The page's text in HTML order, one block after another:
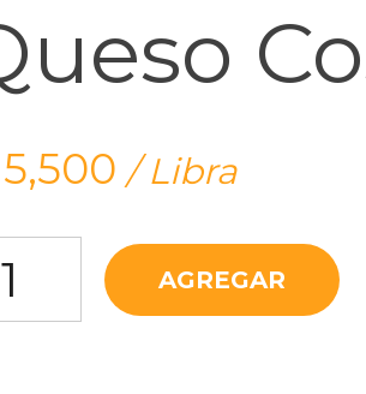
/ Libra
Costeño cantidad
AGREGAR